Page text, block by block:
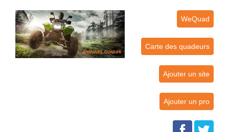
WeQuad
Carte des quadeurs
Ajouter un site
Ajouter un pro